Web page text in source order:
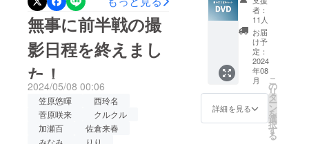
知りたくて、学校から帰っ
てきた後、毎日欠かさず父
と役について話しながら、
読み合わせに付き合っても
らっていました。父も次の
日仕事なのに夜遅くまで協
力してくれて感謝しかない
問・加藤ひろの役で諸塚香
奈実、出演！【 PROFILE
】&lt;生年月日&gt; 1989年
11月1日(34歳) A型&lt;出身
地&gt; 埼玉県&lt;身⻑&gt;
160 cm&lt;趣味&gt; 自転車
(ロードレース用ではないで
無事に前半戦の撮
影日程を終えまし
た！
2024/05/08 00:06
笠原悠暉
西玲名
菅原咲来
クルクル
加瀬百
佐倉来春
みなみ
りり
秒予
定）
データ
便にて
お送り
させて
頂きま
す。
DVD】
・本編
＋メイ
キング
＊映画
の本編
（約
60〜70
分想
定）+メ
イキン
者：
11人
お届
け予
定：
2024
年08
月
詳細を見る
こ
の
リ
タ
ー
ン
を
選
択
す
る